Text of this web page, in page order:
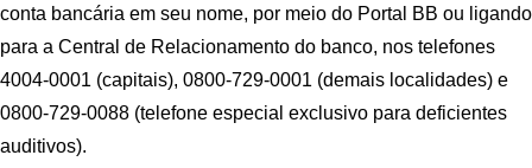
conta bancária em seu nome, por meio do Portal BB ou ligando
para a Central de Relacionamento do banco, nos telefones
4004-0001 (capitais), 0800-729-0001 (demais localidades) e
0800-729-0088 (telefone especial exclusivo para deficientes
auditivos).